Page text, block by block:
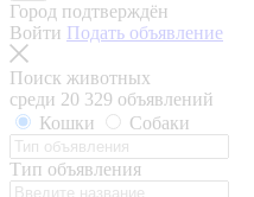
Город подтверждён
Войти Подать объявление
Поиск животных
среди 20 329 объявлений
Кошки
Собаки
Тип объявления